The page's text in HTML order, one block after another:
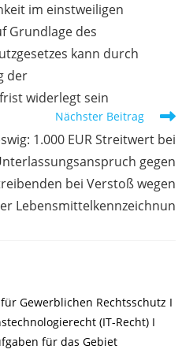
im einstweiligen
Grundlage des
kann durch
der
widerlegt sein
Nächster Beitrag
1.000 EUR Streitwert bei
gegen
bei Verstoß wegen
Lebensmittelkennzeichnun
Gewerblichen Rechtsschutz I
(IT-Recht) I
für das Gebiet